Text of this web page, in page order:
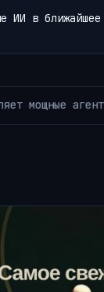
ИИ в
с Raspberry Pi.